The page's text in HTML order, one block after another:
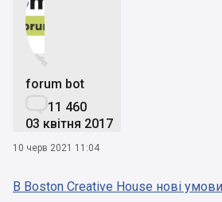


forum bot
11 460
03 квітня 2017
10 черв 2021 11:04
В Boston Creative House нові